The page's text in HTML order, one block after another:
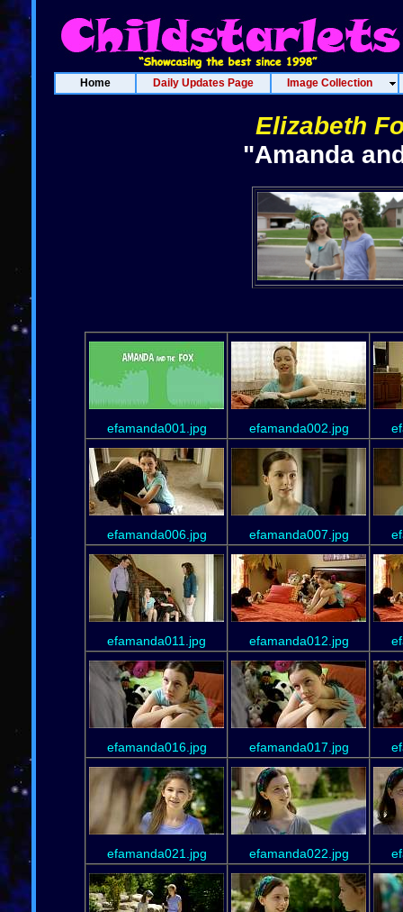
Home Daily Updates Page Image Collection
Elizabeth
"Amanda
efamanda001.jpg efamanda002.jpg
efamanda006.jpg efamanda007.jpg
efamanda011.jpg efamanda012.jpg
efamanda016.jpg efamanda017.jpg
efamanda021.jpg efamanda022.jpg